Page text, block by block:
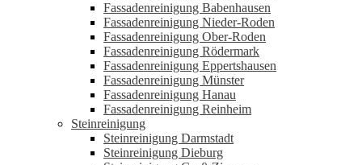
Fassadenreinigung Babenhausen
Fassadenreinigung Nieder-Roden
Fassadenreinigung Ober-Roden
Fassadenreinigung Rödermark
Fassadenreinigung Eppertshausen
Fassadenreinigung Münster
Fassadenreinigung Hanau
Fassadenreinigung Reinheim
Steinreinigung
Steinreinigung Darmstadt
Steinreinigung Dieburg